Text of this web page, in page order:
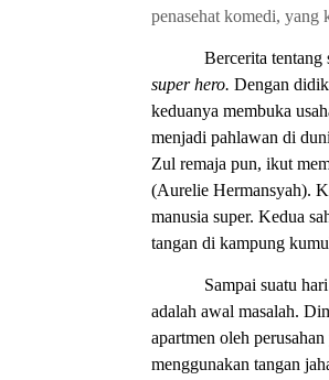
penasehat komedi,
Bercerita tentang
super hero. Dengan
keduanya membuka
menjadi pahlawan di
Zul remaja pun, ikut
(Aurelie Hermansyah).
manusia super. Kedua
tangan di kampung
Sampai suatu
adalah awal masalah.
apartmen oleh
menggunakan tangan